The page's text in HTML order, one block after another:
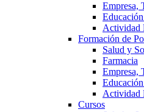
Empresa,
Actividad
Formación de
Salud y
Farmacia
Empresa,
Actividad
Cursos